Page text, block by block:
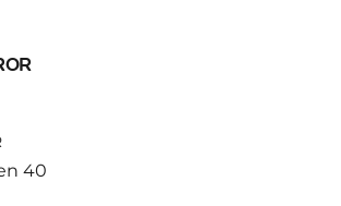
start for de norske
40